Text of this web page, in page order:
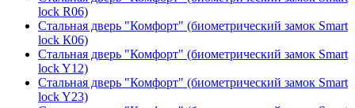
lock R06)
Стальная дверь "Комфорт" (биометрический замок Smart
lock К06)
Стальная дверь "Комфорт" (биометрический замок Smart
lock Y12)
Стальная дверь "Комфорт" (биометрический замок Smart
lock Y23)